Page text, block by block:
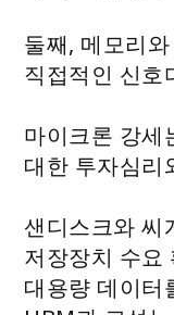
둘째, 메모리
직접적인 신호
마이크론 강세
대한 투자심리
샌디스크와 씨
저장장치 수요
대용량 데이터